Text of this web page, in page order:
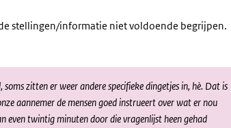
stellingen/informatie niet voldoende begrijpen.
zitten er weer andere specifieke dingetjes in, hè. Dat is
aannemer de mensen goed instrueert over wat er nou
even twintig minuten door die vragenlijst heen gehad